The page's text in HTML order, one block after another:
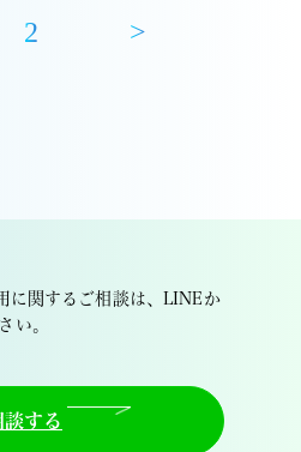
2 >
に関するご相談は、LINEか
い。
する